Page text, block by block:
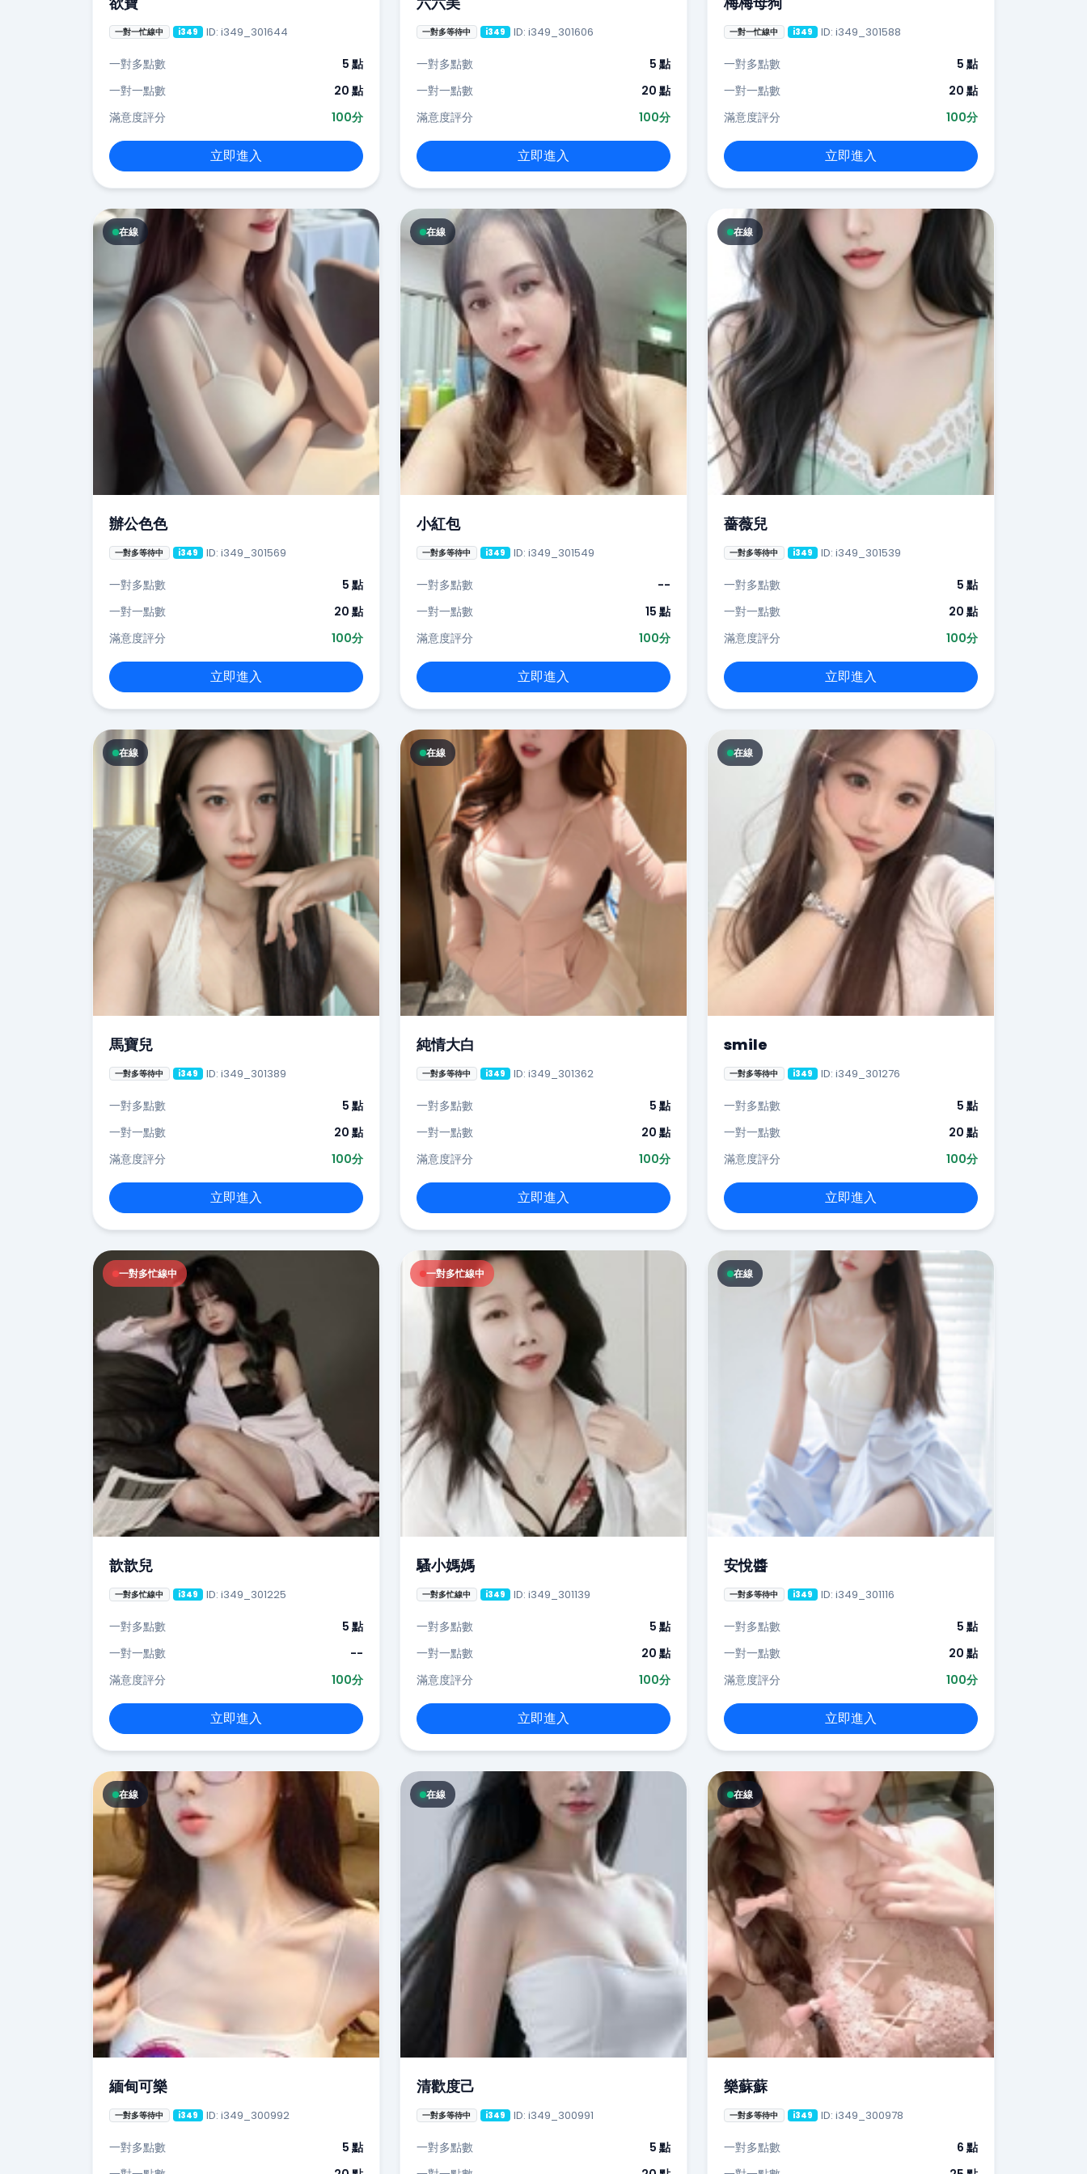
一對一忙線中 i349 ID: i349_301644
一對多點數
5 點
一對一點數
20 點
滿意度評分
100分
立即進入
一對多等待中 i349 ID: i349_301606
一對多點數
5 點
一對一點數
20 點
滿意度評分
100分
立即進入
一對一忙線中 i349 ID: i349_301588
一對多點數
5 點
一對一點數
20 點
滿意度評分
100分
立即進入
在線
辦公色色
一對多等待中 i349 ID: i349_301569
一對多點數
5 點
一對一點數
20 點
滿意度評分
100分
立即進入
在線
小紅包
一對多等待中 i349 ID: i349_301549
一對多點數
--
一對一點數
15 點
滿意度評分
100分
立即進入
在線
薔薇兒
一對多等待中 i349 ID: i349_301539
一對多點數
5 點
一對一點數
20 點
滿意度評分
100分
立即進入
在線
馬寶兒
一對多等待中 i349 ID: i349_301389
一對多點數
5 點
一對一點數
20 點
滿意度評分
100分
立即進入
在線
純情大白
一對多等待中 i349 ID: i349_301362
一對多點數
5 點
一對一點數
20 點
滿意度評分
100分
立即進入
在線
smile
一對多等待中 i349 ID: i349_301276
一對多點數
5 點
一對一點數
20 點
滿意度評分
100分
立即進入
一對多忙線中
歆歆兒
一對多忙線中 i349 ID: i349_301225
一對多點數
5 點
一對一點數
--
滿意度評分
100分
立即進入
一對多忙線中
騷小媽媽
一對多忙線中 i349 ID: i349_301139
一對多點數
5 點
一對一點數
20 點
滿意度評分
100分
立即進入
在線
安悅醬
一對多等待中 i349 ID: i349_301116
一對多點數
5 點
一對一點數
20 點
滿意度評分
100分
立即進入
在線
緬甸可樂
一對多等待中 i349 ID: i349_300992
一對多點數
5 點
在線
清歡度己
一對多等待中 i349 ID: i349_300991
一對多點數
5 點
在線
樂蘇蘇
一對多等待中 i349 ID: i349_300978
一對多點數
6 點